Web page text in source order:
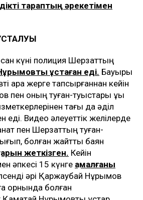
тараптың әрекетімен
күні полиция Шерзаттың
ұстаған еді. Бауыры
қара жерге тапсырғаннан кейін
оның туған-туыстары құқық
тағы да әділ
еді. Видео әлеуеттік желілерде
пен Шерзаттың туған-
болған жайтты баян
жеткізген. Кейін
әпкесі 15 күнге қамалғаны
әрі Қаржаубай Нұрымов
орнында болған